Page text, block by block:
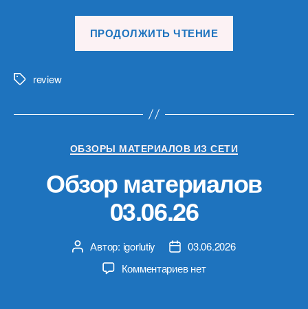
ПРОДОЛЖИТЬ ЧТЕНИЕ
Меткиreview
Рубрики
ОБЗОРЫ МАТЕРИАЛОВ ИЗ СЕТИ
Обзор материалов
03.06.26
Автор
записи
Автор: igorlutiy
Дата03.06.2026
Комментариевк
нет